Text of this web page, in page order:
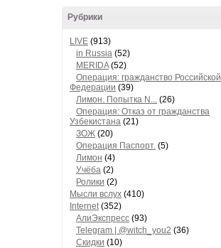
Рубрики
LIVE (913)
in Russia (52)
MERIDA(52)
Операция: гражданство Российской
Федерации (39)
Лимон. Попытка N... (26)
Операция: Отказ от гражданства
Узбекистана (21)
ЗОЖ (20)
Операция Паспорт. (5)
Лимон (4)
Учёба (2)
Ролики (2)
Мысли вслух (410)
Internet(352)
АлиЭкспресс (93)
Telegram | @witch_you2 (36)
Скидки (10)